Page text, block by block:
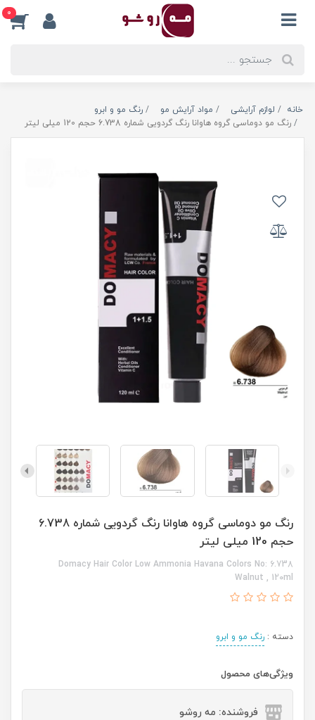
0
خانه لوازم آرایشی مواد آرایش مو
رنگ مو و ابرو
رنگ مو دوماسی گروه هاوانا رنگ گردویی شماره 6.738 حجم 120 میلی لیتر
رنگ مو دوماسی گروه هاوانا رنگ گردویی شماره 6.738
حجم 120 میلی لیتر
Domacy Hair Color Low Ammonia Havana Colors No: 6.738
Walnut , 120ml
دسته : رنگ مو و ابرو
ویژگی‌های محصول
فروشنده: مه رو‌شو